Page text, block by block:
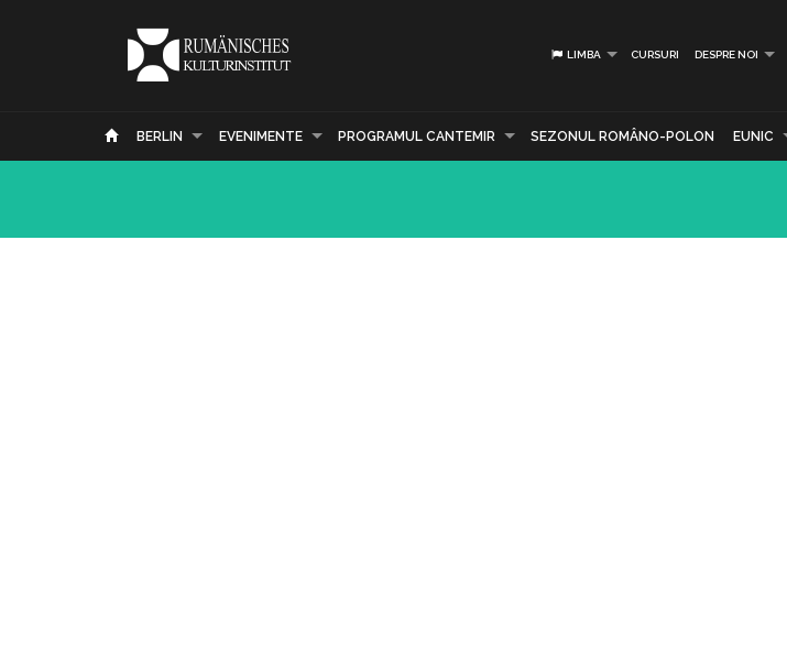
LIMBA CURSURI DESPRE NOI
BERLIN EVENIMENTE PROGRAMUL CANTEMIR SEZONUL ROMÂNO-POLON EUNIC